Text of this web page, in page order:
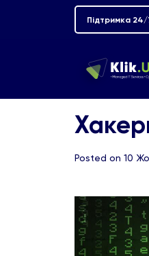
Підтримка 24/
Posted on 10